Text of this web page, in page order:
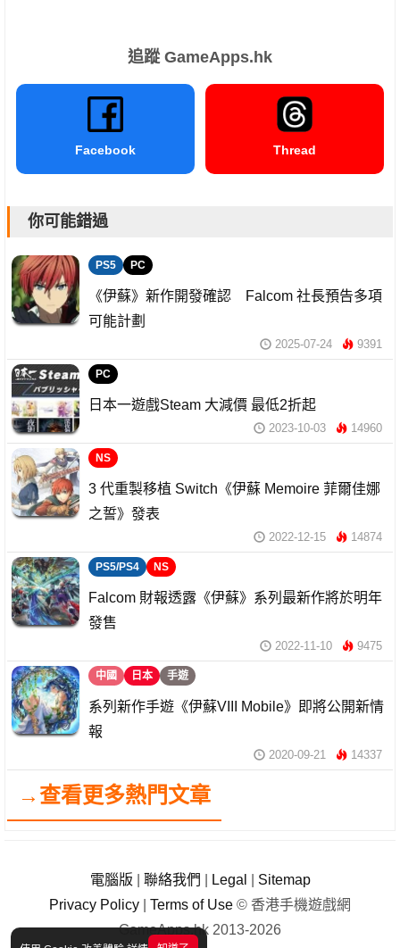
追蹤 GameApps.hk
Facebook Thread
你可能錯過
PS5 PC
《伊蘇》新作開發確認 Falcom 社長預告多項
可能計劃
2025-07-24 9391
PC
日本一遊戲Steam 大減價 最低2折起
2023-10-03 14960
NS
3 代重製移植 Switch《伊蘇 Memoire 菲爾佳娜
之誓》發表
2022-12-15 14874
PS5/PS4 NS
Falcom 財報透露《伊蘇》系列最新作將於明年
發售
2022-11-10 9475
中國 日本 手遊
系列新作手遊《伊蘇VIII Mobile》即將公開新情
報
2020-09-21 14337
→查看更多熱門文章
電腦版 聯絡我們 Legal
Sitemap
Privacy Policy
Terms of Use © 香港手機遊戲網
GameApps.hk 2013-2026